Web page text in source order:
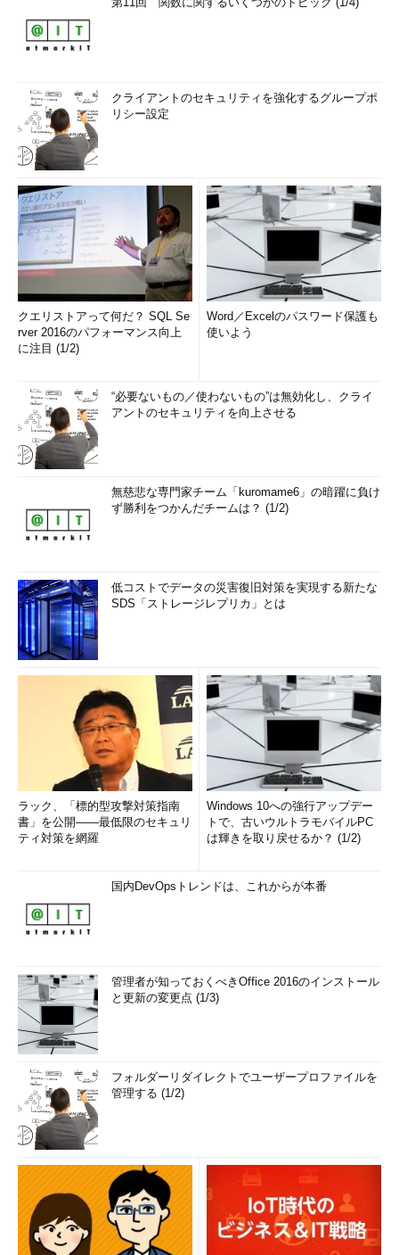
クライアントのセキュリティを強化するグループポ
リシー設定
クエリストアって何だ？ SQL Se
rver 2016のパフォーマンス向上
に注目 (1/2)
Word／Excelのパスワード保護も
使いよう
“必要ないもの／使わないもの”は無効化し、クライ
アントのセキュリティを向上させる
無慈悲な専門家チーム「kuromame6」の暗躍に負け
ず勝利をつかんだチームは？ (1/2)
低コストでデータの災害復旧対策を実現する新たな
SDS「ストレージレプリカ」とは
ラック、「標的型攻撃対策指南
書」を公開――最低限のセキュリ
ティ対策を網羅
Windows 10への強行アップデー
トで、古いウルトラモバイルPC
は輝きを取り戻せるか？ (1/2)
国内DevOpsトレンドは、これからが本番
管理者が知っておくべきOffice 2016のインストール
と更新の変更点 (1/3)
フォルダーリダイレクトでユーザープロファイルを
管理する (1/2)